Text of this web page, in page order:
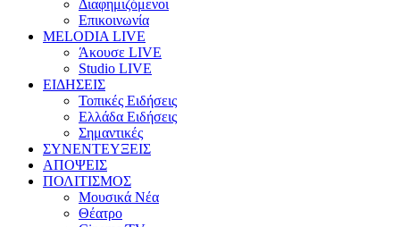
Διαφημιζόμενοι
Επικοινωνία
MELODIA LIVE
Άκουσε LIVE
Studio LIVE
ΕΙΔΗΣΕΙΣ
Τοπικές Ειδήσεις
Ελλάδα Ειδήσεις
Σημαντικές
ΣΥΝΕΝΤΕΥΞΕΙΣ
ΑΠΟΨΕΙΣ
ΠΟΛΙΤΙΣΜΟΣ
Μουσικά Νέα
Θέατρο